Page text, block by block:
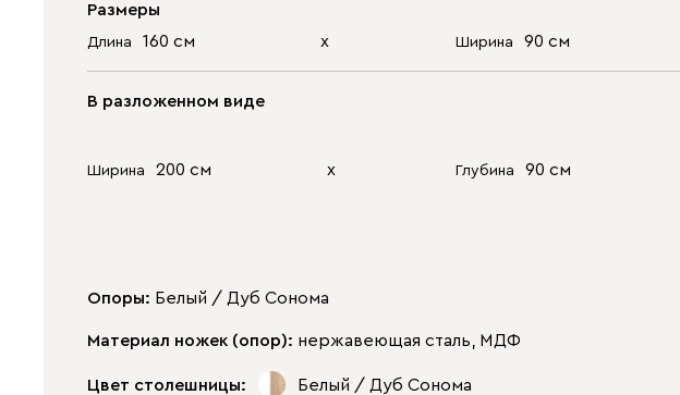
Размеры
Длина 160 см х Ширина 90 см
В разложенном виде
Ширина 200 см х Глубина 90 см
Опоры: Белый / Дуб Сонома
Материал ножек (опор): нержавеющая сталь, МДФ
Цвет столешницы: Белый / Дуб Сонома